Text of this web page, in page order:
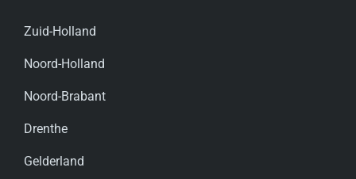
Zuid-Holland
Noord-Holland
Noord-Brabant
Drenthe
Gelderland